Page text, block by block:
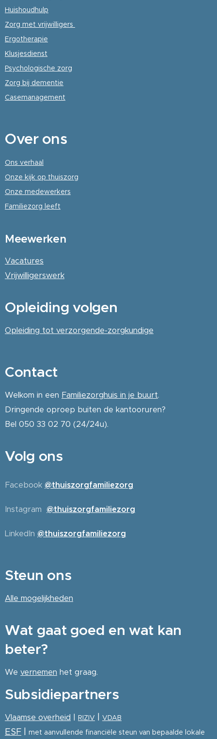
Huishoudhulp
Zorg met vrijwilligers
Ergotherapie
Klusjesdienst
Psychologische zorg
Zorg bij dementie
Casemanagement
Over ons
Ons verhaal
Onze kijk op thuiszorg
Onze medewerkers
Familiezorg leeft
Meewerken
Vacatures
Vrijwilligerswerk
Opleiding volgen
Opleiding tot verzorgende-zorgkundige
Contact
Welkom in een Familiezorghuis in je buurt.
Dringende oproep buiten de kantooruren?
Bel 050 33 02 70 (24/24u).
Volg ons
Facebook @thuiszorgfamiliezorg
Instagram @thuiszorgfamiliezorg
LinkedIn @thuiszorgfamiliezorg
Steun ons
Alle mogelijkheden
Wat gaat goed en wat kan
beter?
We vernemen het graag.
Subsidiepartners
Vlaamse overheid RIZIV VDAB
ESF met aanvullende financiële steun van bepaalde lokale